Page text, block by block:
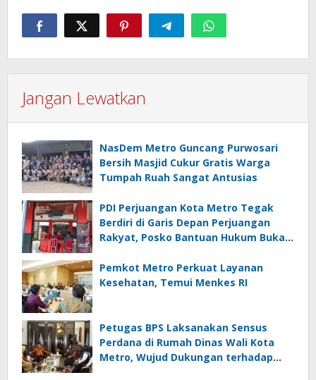
Jangan Lewatkan
NasDem Metro Guncang Purwosari
Bersih Masjid Cukur Gratis Warga
Tumpah Ruah Sangat Antusias
PDI Perjuangan Kota Metro Tegak
Berdiri di Garis Depan Perjuangan
Rakyat, Posko Bantuan Hukum Buka
Pemkot Metro Perkuat Layanan
Kesehatan, Temui Menkes RI
Petugas BPS Laksanakan Sensus
Perdana di Rumah Dinas Wali Kota
Metro, Wujud Dukungan terhadap